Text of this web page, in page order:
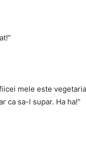
mele este
ca sa-l supar. Ha ha!”